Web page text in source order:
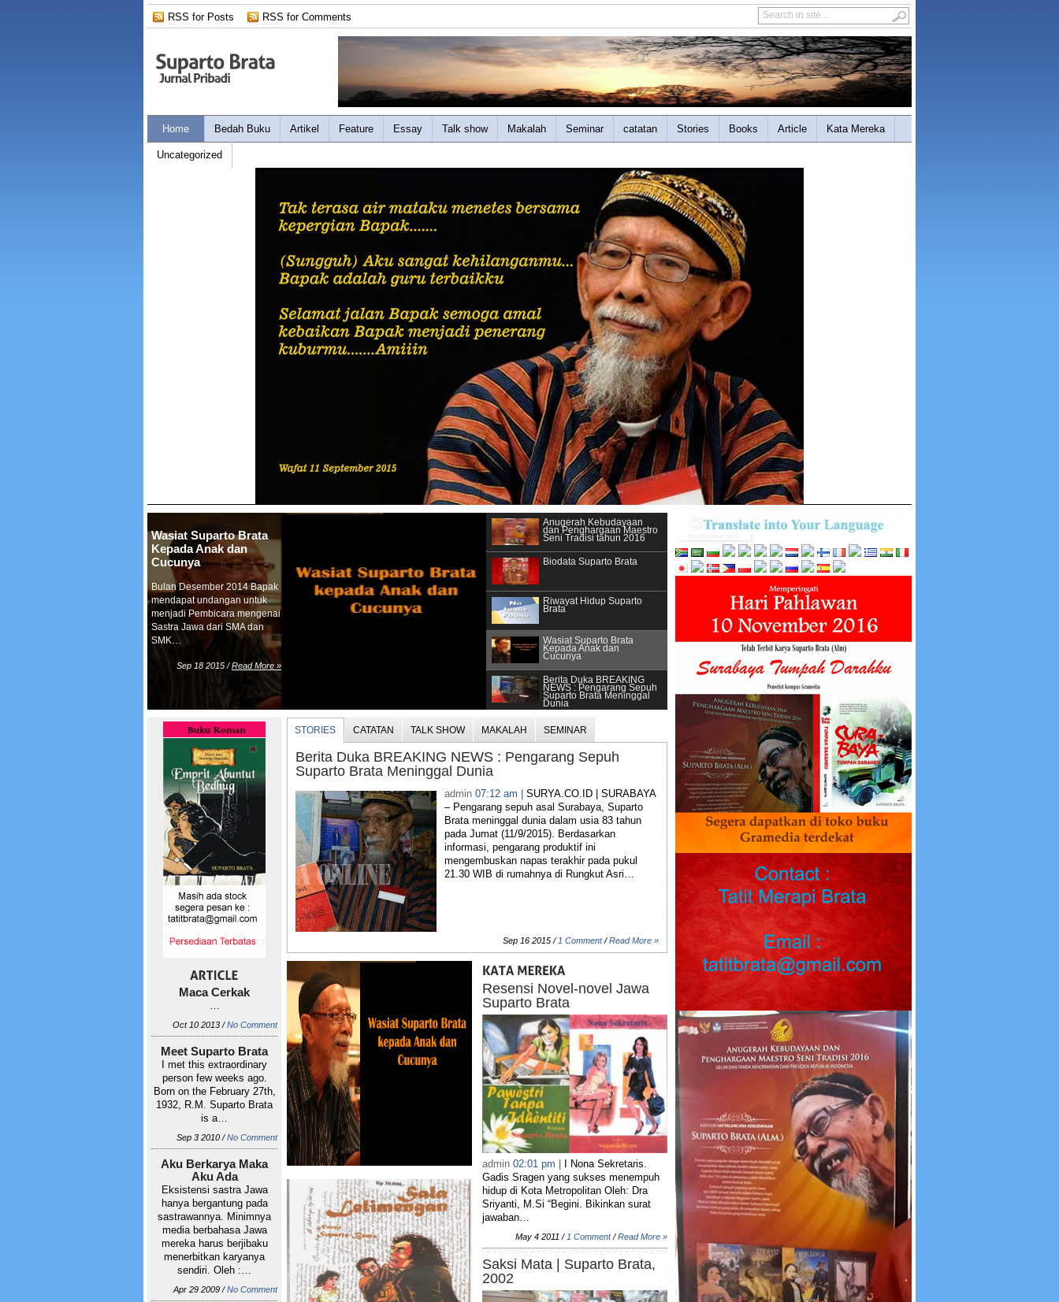
RSS for Posts RSS for Comments
Home Bedah Buku Artikel Feature Essay Talk show Makalah Seminar catatan Stories Books Article Kata Mereka
Uncategorized
Wasiat Suparto Brata
Kepada Anak dan
Cucunya
Bulan Desember 2014 Bapak
mendapat undangan untuk
menjadi Pembicara mengenai
Sastra Jawa dari SMA dan
SMK…
Sep 18 2015 /Read More »
Anugerah Kebudayaan
dan Penghargaan Maestro
Seni Tradisi tahun 2016
Biodata Suparto Brata
Riwayat Hidup Suparto
Brata
Wasiat Suparto Brata
Kepada Anak dan
Cucunya
Berita Duka BREAKING
NEWS : Pengarang Sepuh
Suparto Brata Meninggal
Dunia
Maca Cerkak
…
Oct 10 2013 /No Comment
Meet Suparto Brata
I met this extraordinary
person few weeks ago.
Born on the February 27th,
1932, R.M. Suparto Brata
is a…
Sep 3 2010 /No Comment
Aku Berkarya Maka
Aku Ada
Eksistensi sastra Jawa
hanya bergantung pada
sastrawannya. Minimnya
media berbahasa Jawa
mereka harus berjibaku
menerbitkan karyanya
sendiri. Oleh :…
Apr 29 2009 /No Comment
STORIES CATATAN TALK SHOW MAKALAH SEMINAR
Berita Duka BREAKING NEWS : Pengarang Sepuh
Suparto Brata Meninggal Dunia
admin 07:12 am | SURYA.CO.ID | SURABAYA
– Pengarang sepuh asal Surabaya, Suparto
Brata meninggal dunia dalam usia 83 tahun
pada Jumat (11/9/2015). Berdasarkan
informasi, pengarang produktif ini
mengembuskan napas terakhir pada pukul
21.30 WIB di rumahnya di Rungkut Asri…
Sep 16 2015 / 1 Comment/Read More »
Resensi Novel-novel Jawa
Suparto Brata
admin 02:01 pm |
I Nona Sekretaris.
Gadis Sragen yang sukses menempuh
hidup di Kota Metropolitan Oleh: Dra
Sriyanti, M.Si “Begini. Bikinkan surat
jawaban…
May 4 2011 / 1 Comment/Read More »
Saksi Mata | Suparto Brata,
2002